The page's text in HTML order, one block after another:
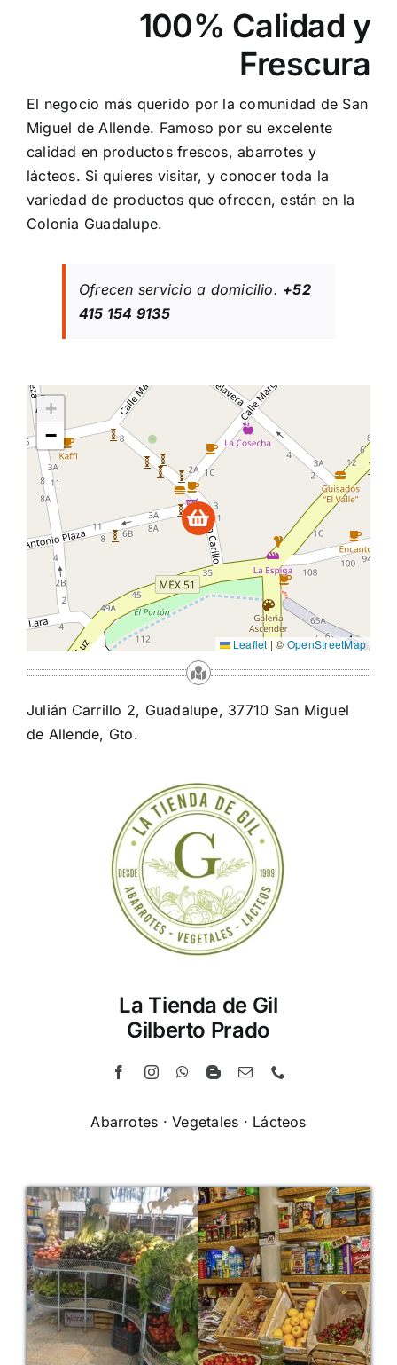
100% Calidad y
Frescura
El negocio más querido por la comunidad de San
Miguel de Allende. Famoso por su excelente
calidad en productos frescos, abarrotes y
lácteos. Si quieres visitar, y conocer toda la
variedad de productos que ofrecen, están en la
Colonia Guadalupe.
Ofrecen servicio a domicilio. +52
415 154 9135
+
−
Leaflet | © OpenStreetMap
Julián Carrillo 2, Guadalupe, 37710 San Miguel
de Allende, Gto.
La Tienda de Gil
Gilberto Prado
Abarrotes · Vegetales · Lácteos